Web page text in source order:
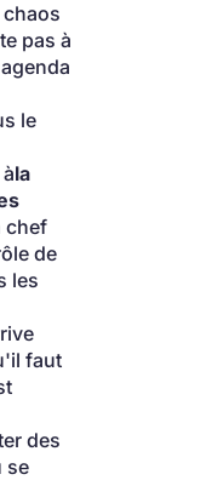
pas à
le
la
chef
de
les
faut
des
se